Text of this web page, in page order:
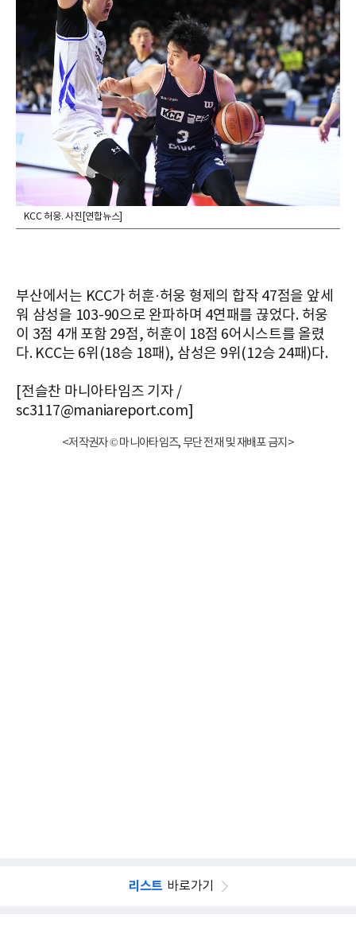
KCC 허웅. 사진[연합뉴스]
부산에서는 KCC가 허훈·허웅 형제의 합작 47점을 앞세
워 삼성을 103-90으로 완파하며 4연패를 끊었다. 허웅
이 3점 4개 포함 29점, 허훈이 18점 6어시스트를 올렸
다. KCC는 6위(18승 18패), 삼성은 9위(12승 24패)다.
[전슬찬 마니아타임즈 기자 /
sc3117@maniareport.com]
<저작권자 © 마니아타임즈, 무단 전재 및 재배포 금지>
리스트 바로가기